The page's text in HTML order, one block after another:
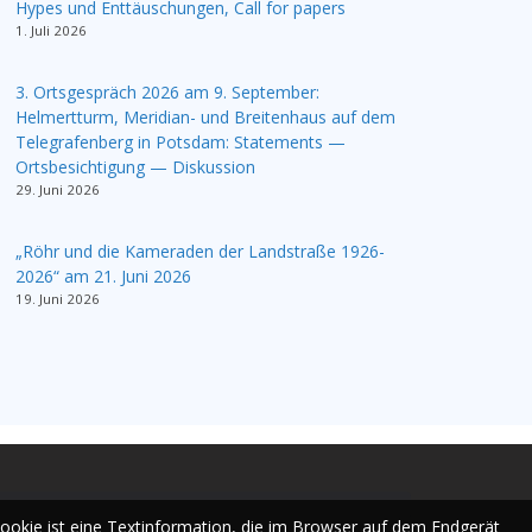
Hypes und Enttäuschungen, Call for papers
1. Juli 2026
3. Ortsgespräch 2026 am 9. September:
Helmertturm, Meridian- und Breitenhaus auf dem
Telegrafenberg in Potsdam: Statements —
Ortsbesichtigung — Diskussion
29. Juni 2026
„Röhr und die Kameraden der Landstraße 1926-
2026“ am 21. Juni 2026
19. Juni 2026
ist eine Textinformation, die im Browser auf dem Endgerät